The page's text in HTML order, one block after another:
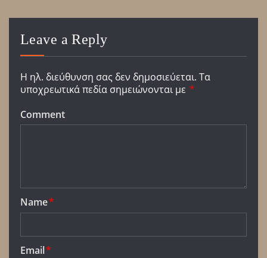
Leave a Reply
Η ηλ. διεύθυνση σας δεν δημοσιεύεται. Τα
υποχρεωτικά πεδία σημειώνονται με *
Comment
Name*
Email*